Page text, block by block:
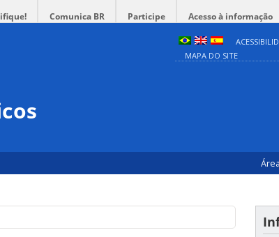
Comunica BR Participe Acesso à informação
MAPA DO SITE